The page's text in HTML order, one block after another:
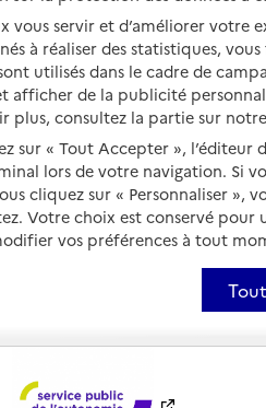
sa propre
famille
Solutions d'accueil
Partager son logement
Vivre à domicile avec
maladie ou un handicap
Être hospitalisé
Fin de vie à domicile
vous servir et d’améliorer votre
à réaliser des statistiques,
utilisés dans le cadre de
afficher de la publicité
plus, consultez la partie sur
sur « Tout Accepter », l’éditeur
lors de votre navigation. Si
cliquez sur « Personnaliser »,
Votre choix est conservé
vos préférences à tout